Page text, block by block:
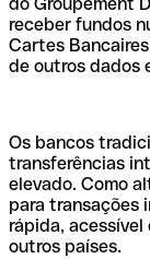
do Groupement
receber fundos
Cartes
de outros dados
Os bancos
transferências
elevado. Como
para transações
rápida,
outros países.